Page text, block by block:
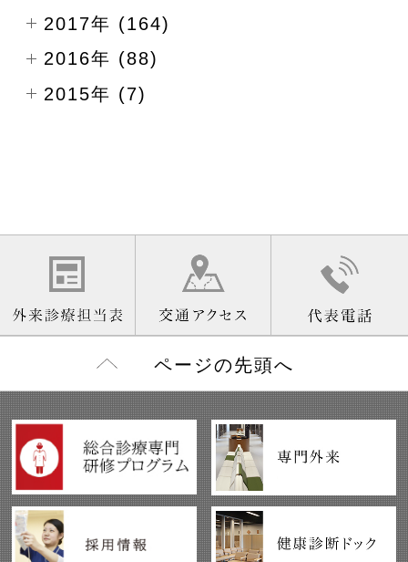
2017年 (164)
2016年 (88)
2015年 (7)
ページの先頭へ